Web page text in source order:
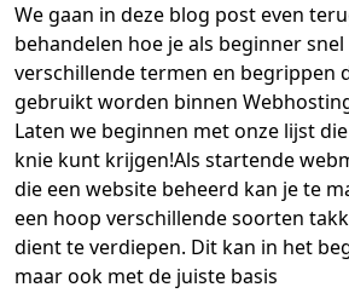
We gaan in deze blog post even
behandelen hoe je als beginner
verschillende termen en begrippen
gebruikt worden binnen
Laten we beginnen met onze lijst
knie kunt krijgen!Als startende
die een website beheerd kan je te
een hoop verschillende soorten
dient te verdiepen. Dit kan in het
maar ook met de juiste basis